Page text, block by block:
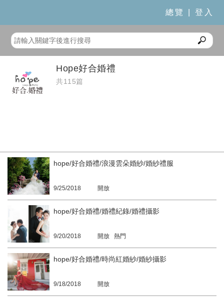
總覽 登入
Hope好合婚禮
共115篇
hope/好合婚禮/浪漫雲朵婚紗/婚紗禮服
9/25/2018 開放
hope/好合婚禮/婚禮紀錄/婚禮攝影
9/20/2018 開放 熱門
hope/好合婚禮/時尚紅婚紗/婚紗攝影
9/18/2018 開放